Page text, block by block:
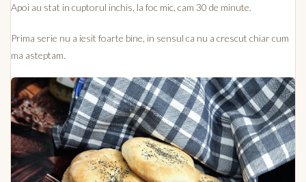
Apoi au stat in cuptorul inchis, la foc mic, cam 30 de minute.
Prima serie nu a iesit foarte bine, in sensul ca nu a crescut chiar cum
ma asteptam.